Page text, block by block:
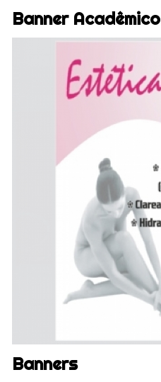
Banner Acadêmico
Banners